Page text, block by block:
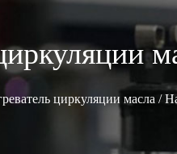
циркуляции масла /